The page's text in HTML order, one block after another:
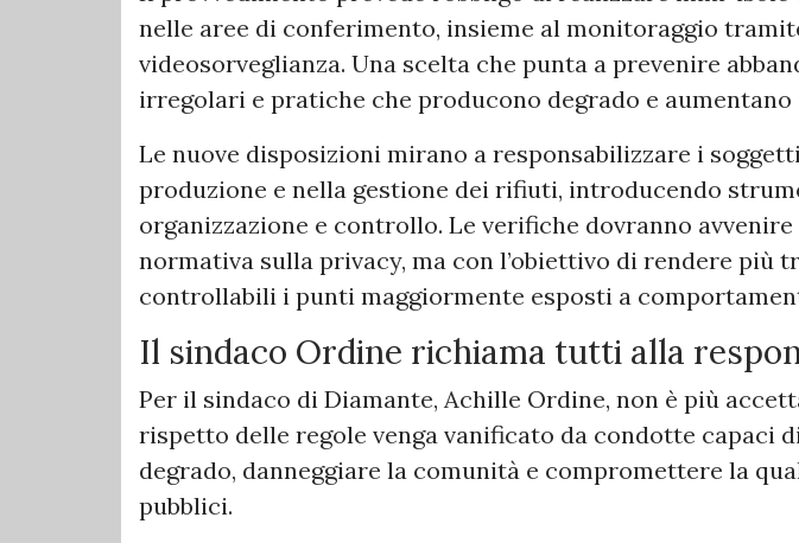
nelle aree di conferimento, insieme al monitoraggio
videosorveglianza. Una scelta che punta a prevenire
irregolari e pratiche che producono degrado e
Le nuove disposizioni mirano a responsabilizzare i
produzione e nella gestione dei rifiuti, introducendo
organizzazione e controllo. Le verifiche dovranno
normativa sulla privacy, ma con l’obiettivo di rendere più
controllabili i punti maggiormente esposti a
Il sindaco Ordine richiama tutti alla
Per il sindaco di Diamante, Achille Ordine, non è più
rispetto delle regole venga vanificato da condotte capaci
degrado, danneggiare la comunità e compromettere la
pubblici.